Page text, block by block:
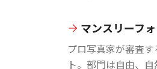
マンスリーフ
プロ写真家が審査
ト。部門は自由、自